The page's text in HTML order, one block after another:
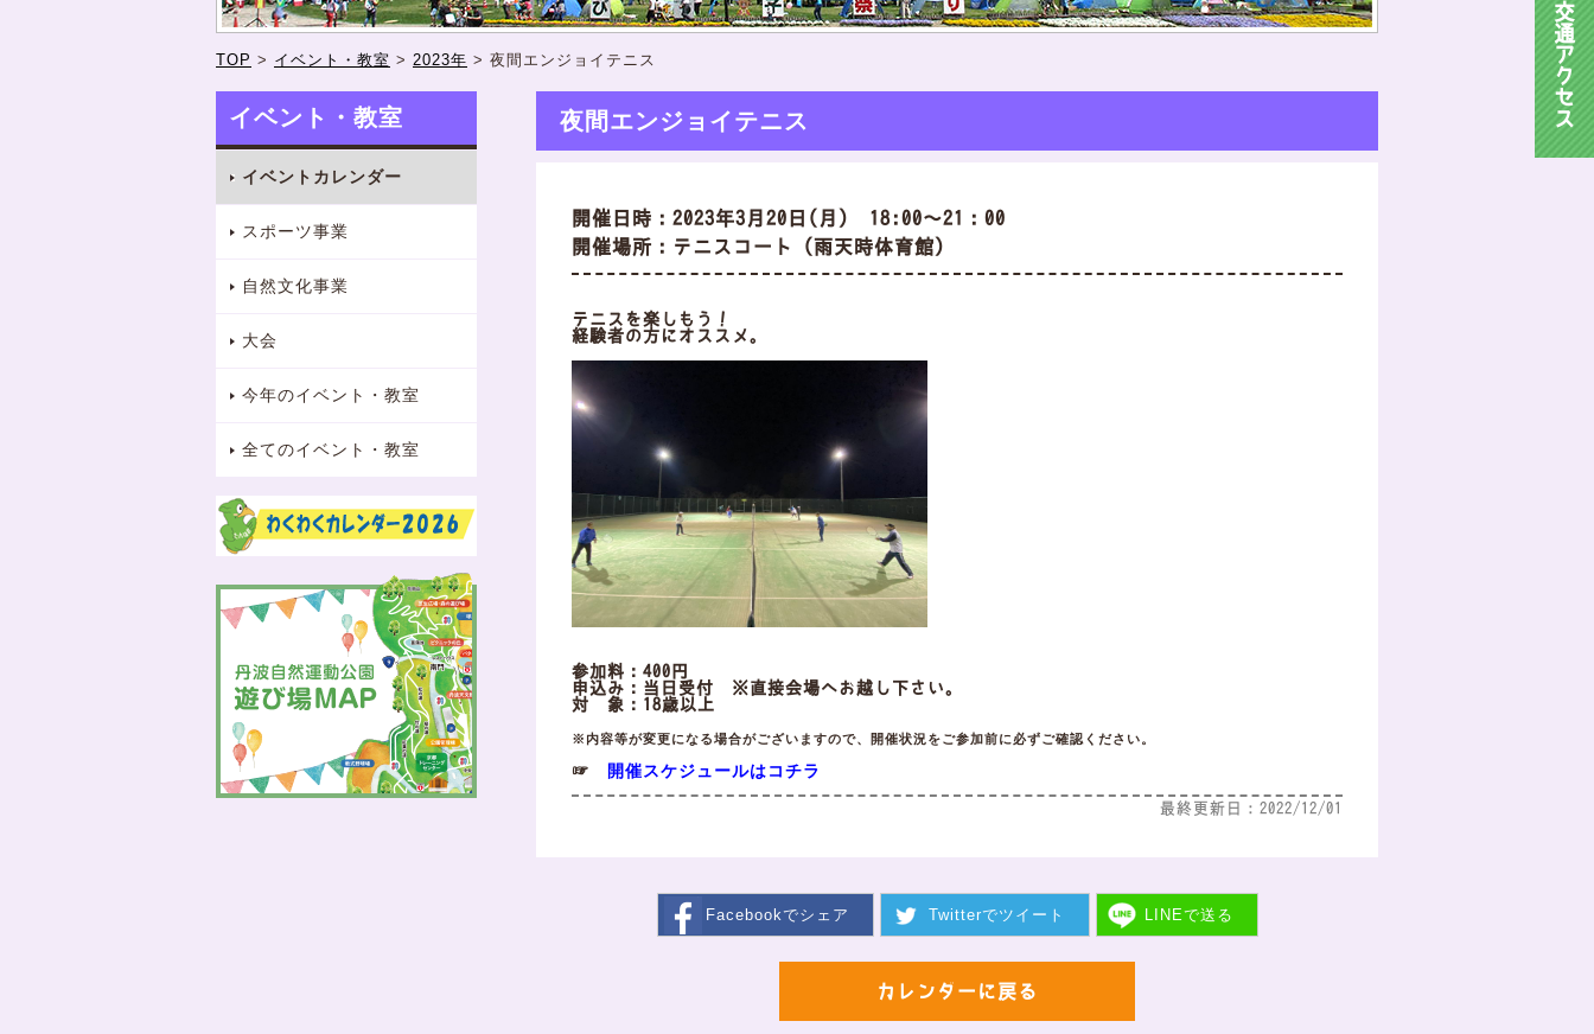
交
通
ア
ク
セ
ス
TOP > イベント・教室 > 2023年 > 夜間エンジョイテニス
イベント・教室
イベントカレンダー
スポーツ事業
自然文化事業
大会
今年のイベント・教室
全てのイベント・教室
夜間エンジョイテニス
開催日時：2023年3月20日(月) 18:00～21：00
開催場所：テニスコート（雨天時体育館）
テニスを楽しもう！
経験者の方にオススメ。
参加料：400円
申込み：当日受付 ※直接会場へお越し下さい。
対 象：18歳以上
※内容等が変更になる場合がございますので、開催状況をご参加前に必ずご確認ください。
☞ 開催スケジュールはコチラ
最終更新日：2022/12/01
Facebookでシェア Twitterでツイート LINEで送る
カレンダーに戻る